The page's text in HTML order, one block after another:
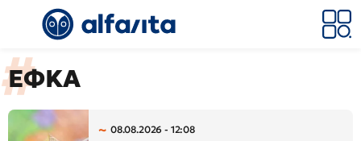
ΕΦΚΑ
08.08.2026 - 12:08